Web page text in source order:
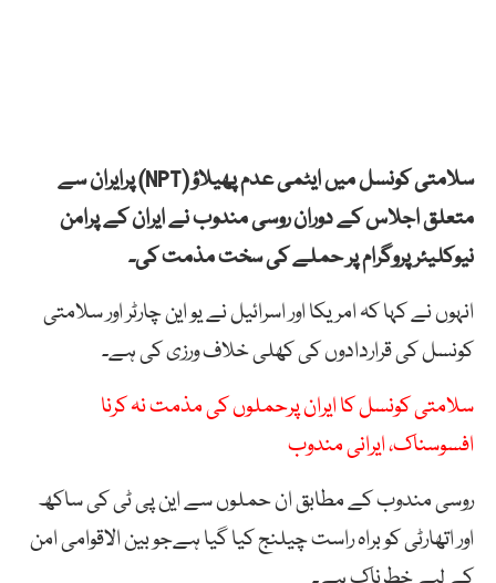
سلامتی کونسل میں ایٹمی عدم پھیلاؤ (NPT) پرایران سے
متعلق اجلاس کے دوران روسی مندوب نے ایران کے پرامن
نیوکلیئر پروگرام پر حملے کی سخت مذمت کی۔
انہوں نے کہا کہ امریکا اور اسرائیل نے یو این چارٹر اور سلامتی
کونسل کی قراردادوں کی کھلی خلاف ورزی کی ہے۔
سلامتی کونسل کا ایران پرحملوں کی مذمت نہ کرنا
افسوسناک، ایرانی مندوب
روسی مندوب کے مطابق ان حملوں سے این پی ٹی کی ساکھ
اور اتھارٹی کو براہ راست چیلنج کیا گیا ہےجو بین الاقوامی امن